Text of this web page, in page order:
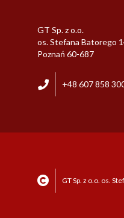
GT Sp. z o.o.
os. Stefana Batorego
Poznań 60-687
+48 607 858
GT Sp. z o.o. os.